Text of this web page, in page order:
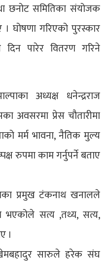
छनोट समितिका संयोजक
। घोषणा गरिएको पुरस्कार
दिन पारेर वितरण गरिने
अध्यक्ष धनेन्द्रराज
अवसरमा प्रेस चौतारीमा
मर्म भावना, नैतिक मुल्य
रुपमा काम गर्नुपर्ने बताए
प्रमुख टंकनाथ खनालले
भएकोले सत्य ,तथ्य, सत्य,
।
सारुले हरेक संघ